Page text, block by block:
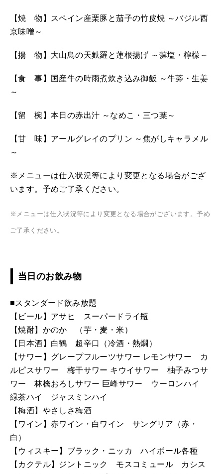
【焼 物】スペイン産栗豚と茄子の竹皮焼 ～バジル西
京味噌～
【揚 物】大山鳥の天麩羅と蓮根揚げ ～藻塩・檸檬～
【食 事】国産牛の時雨煮炊き込み御飯 ～牛蒡・生姜
～
【留 椀】本日の赤出汁 ～なめこ・三つ葉～
【甘 味】アールグレイのプリン ～焦がしキャラメル
～
※メニューは仕入状況等により変更となる場合がござ
います。予めご了承ください。
※メニューは仕入状況等により変更となる場合がございます。予め
ご了承ください。
当日のお飲み物
■スタンダード飲み放題
【ビール】アサヒ スーパードライ瓶
【焼酎】かのか （芋・麦・米）
【日本酒】白鶴 超辛口（冷酒・熱燗）
【サワー】グレープフルーツサワー レモンサワー カ
ルピスサワー 梅干サワー キウイサワー 柚子みつサ
ワー 林檎おろしサワー 巨峰サワー ウーロンハイ
緑茶ハイ ジャスミンハイ
【梅酒】やさしさ梅酒
【ワイン】赤ワイン・白ワイン サングリア（赤・
白）
【ウィスキー】ブラック・ニッカ ハイボール各種
【カクテル】ジントニック モスコミュール カシス